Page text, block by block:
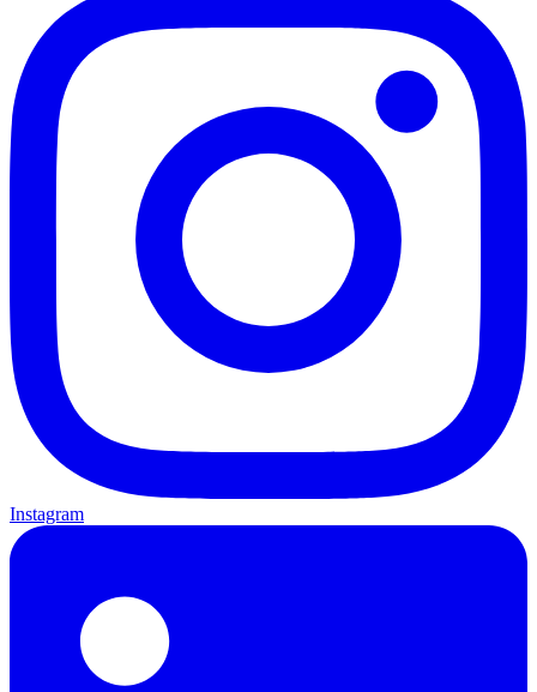
Instagram